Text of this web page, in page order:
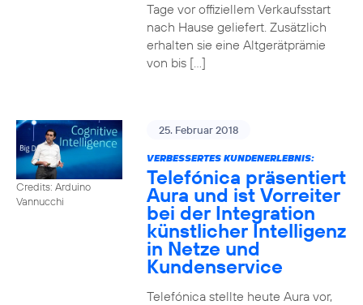
Tage vor offiziellem Verkaufsstart
nach Hause geliefert. Zusätzlich
erhalten sie eine Altgerätprämie
von bis […]
Credits: Arduino
Vannucchi
25. Februar 2018
VERBESSERTES KUNDENERLEBNIS:
Telefónica präsentiert
Aura und ist Vorreiter
bei der Integration
künstlicher Intelligenz
in Netze und
Kundenservice
Telefónica stellte heute Aura vor,